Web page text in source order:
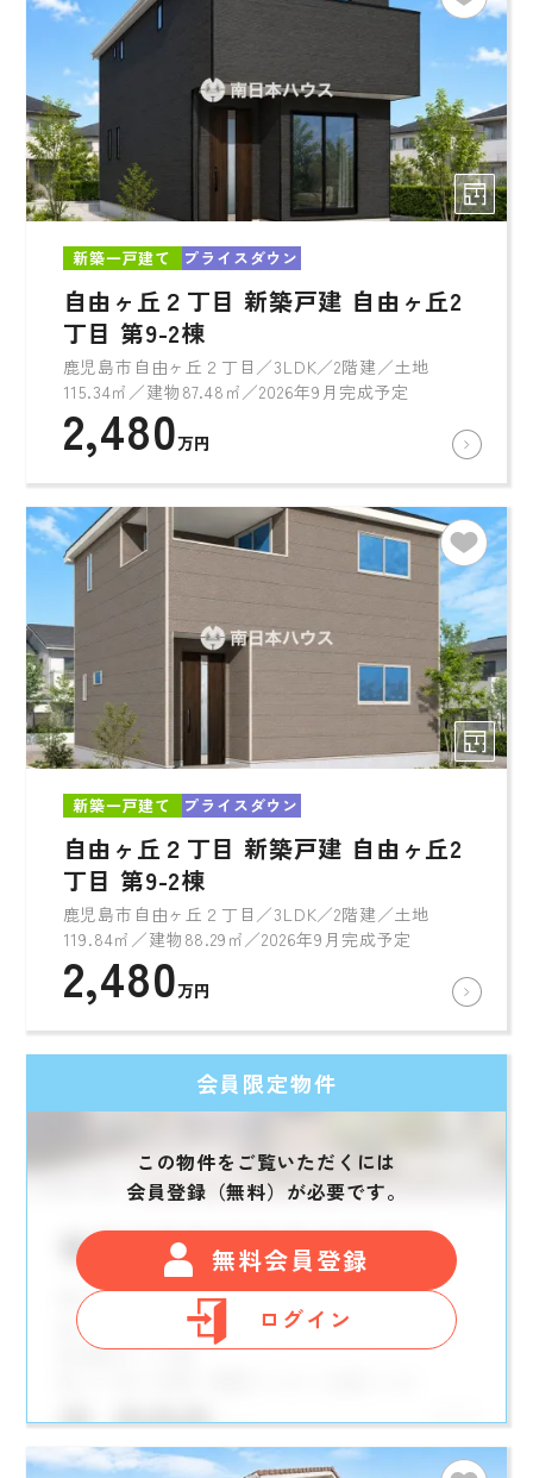
新築一戸建て プライスダウン
自由ヶ丘２丁目 新築戸建 自由ヶ丘2
丁目 第9-2棟
鹿児島市自由ヶ丘２丁目／3LDK／2階建／土地
115.34㎡／建物87.48㎡／2026年9月完成予定
2,480万円
新築一戸建て プライスダウン
自由ヶ丘２丁目 新築戸建 自由ヶ丘2
丁目 第9-2棟
鹿児島市自由ヶ丘２丁目／3LDK／2階建／土地
119.84㎡／建物88.29㎡／2026年9月完成予定
2,480万円
会員限定物件
この物件をご覧いただくには
会員登録（無料）が必要です。
無料会員登録
ログイン